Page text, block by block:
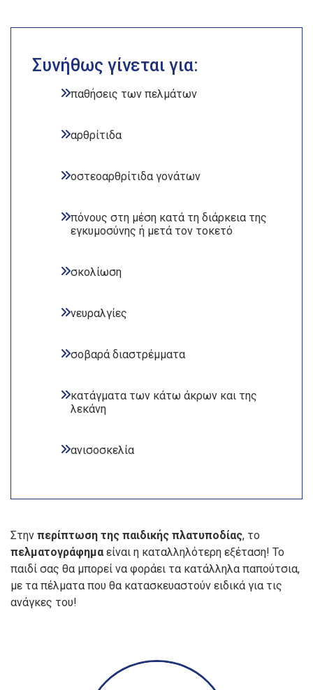
Συνήθως γίνεται για:
παθήσεις των πελμάτων
αρθρίτιδα
οστεοαρθρίτιδα γονάτων
πόνους στη μέση κατά τη διάρκεια της
εγκυμοσύνης ή μετά τον τοκετό
σκολίωση
νευραλγίες
σοβαρά διαστρέμματα
κατάγματα των κάτω άκρων και της
λεκάνη
ανισοσκελία
Στην περίπτωση της παιδικής πλατυποδίας, το
πελματογράφημα είναι η καταλληλότερη εξέταση! Το
παιδί σας θα μπορεί να φοράει τα κατάλληλα παπούτσια,
με τα πέλματα που θα κατασκευαστούν ειδικά για τις
ανάγκες του!